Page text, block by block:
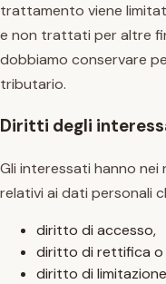
trattamento viene
e non trattati per altre
dobbiamo conservare
tributario.
Diritti degli
Gli interessati hanno
relativi ai dati personali
diritto di accesso,
diritto di rettifica o
diritto di